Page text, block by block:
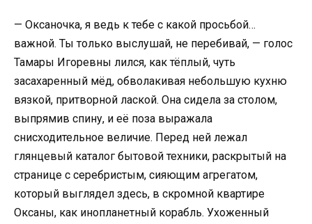
— Оксаночка, я ведь к тебе с какой просьбой…
важной. Ты только выслушай, не перебивай, — голос
Тамары Игоревны лился, как тёплый, чуть
засахаренный мёд, обволакивая небольшую кухню
вязкой, притворной лаской. Она сидела за столом,
выпрямив спину, и её поза выражала
снисходительное величие. Перед ней лежал
глянцевый каталог бытовой техники, раскрытый на
странице с серебристым, сияющим агрегатом,
который выглядел здесь, в скромной квартире
Оксаны, как инопланетный корабль. Ухоженный